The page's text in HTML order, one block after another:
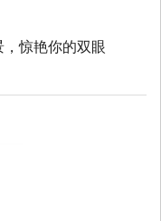
惊艳你的双眼